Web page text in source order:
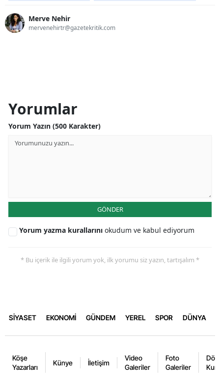
Merve Nehir
mervenehirtr@gazetekritik.com
Yorumlar
Yorum Yazın (500 Karakter)
GÖNDER
Yorum yazma kurallarını okudum ve kabul ediyorum
* Bu içerik ile ilgili yorum yok, ilk yorumu siz yazın, tartışalım *
SİYASET EKONOMİ GÜNDEM YEREL SPOR DÜNYA
Köşe
Yazarları
Künye İletişim
Video
Galeriler
Foto
Galeriler